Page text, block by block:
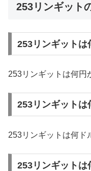
253リンギット
253リンギットは
253リンギットは何円
253リンギットは
253リンギットは何ド
253リンギットは